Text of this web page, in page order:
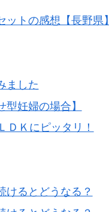
トの感想【長野県】
ました
妊婦の場合】
ＤＫにピッタリ！
けるとどうなる？